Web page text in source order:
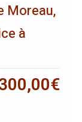
Moreau,
à
€